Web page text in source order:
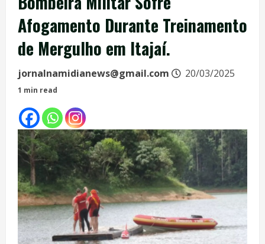
Afogamento Durante Treinamento
de Mergulho em Itajaí.
jornalnamidianews@gmail.com 20/03/2025
1 min read